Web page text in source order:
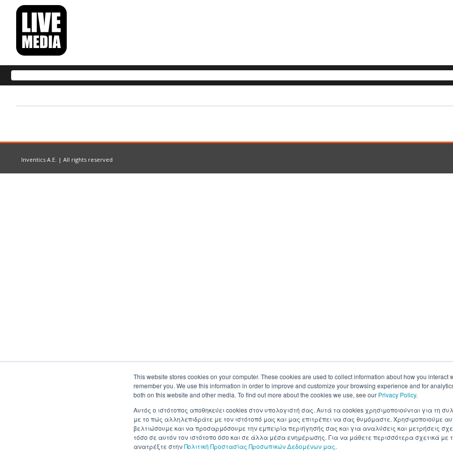
This website stores cookies on your computer. These cookies are used to collect information about how you interact
remember you. We use this information in order to improve and customize your browsing experience and for
both on this website and other media. To find out more about the cookies we use, see our Privacy Policy.
Αυτός ο ιστότοπος αποθηκεύει cookies στον υπολογιστή σας. Αυτά τα cookies χρησιμοποιούνται για τη
με το πώς αλληλεπιδράτε με τον ιστότοπό μας και μας επιτρέπει να σας θυμόμαστε. Χρησιμοποιούμε
βελτιώσουμε και να προσαρμόσουμε την εμπειρία περιήγησής σας και για αναλύσεις και μετρήσεις
τόσο σε αυτόν τον ιστότοπο όσο και σε άλλα μέσα ενημέρωσης. Για να μάθετε περισσότερα σχετικά με
ανατρέξτε στηνΠολιτική Προστασίας Προσωπικών Δεδομένων μας.
Inventics A.E. | All rights reserved